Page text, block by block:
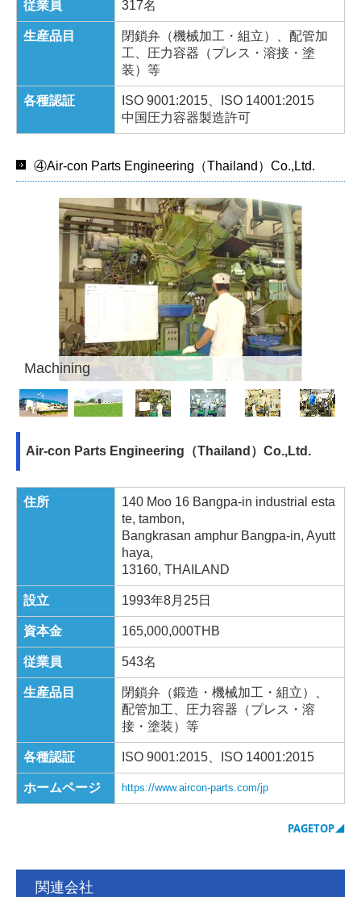
従業員 317名
生産品目
閉鎖弁（機械加工・組立）、配管加
工、圧力容器（プレス・溶接・塗
装）等
各種認証
ISO 9001:2015、ISO 14001:2015
中国圧力容器製造許可
④Air-con Parts Engineering（Thailand）Co.,Ltd.
Machining
Air-con Parts Engineering（Thailand）Co.,Ltd.
住所
140 Moo 16 Bangpa-in industrial esta
te, tambon,
Bangkrasan amphur Bangpa-in, Ayutt
haya,
13160, THAILAND
設立 1993年8月25日
資本金 165,000,000THB
従業員 543名
生産品目
閉鎖弁（鍛造・機械加工・組立）、
配管加工、圧力容器（プレス・溶
接・塗装）等
各種認証 ISO 9001:2015、ISO 14001:2015
ホームページ https://www.aircon-parts.com/jp
PAGETOP◢
関連会社